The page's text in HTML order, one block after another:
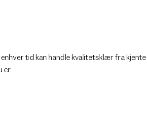
tid kan handle kvalitetsklær fra kjente
er.